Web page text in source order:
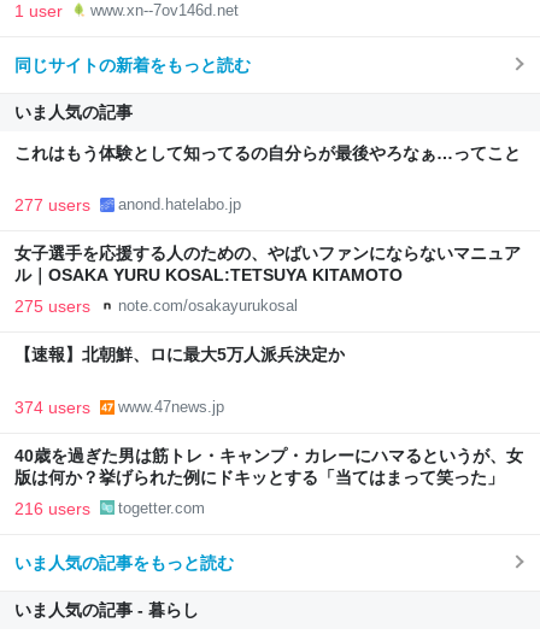
1 user www.xn--7ov146d.net
同じサイトの新着をもっと読む
いま人気の記事
これはもう体験として知ってるの自分らが最後やろなぁ…ってこと
277 users anond.hatelabo.jp
女子選手を応援する人のための、やばいファンにならないマニュア
ル｜OSAKA YURU KOSAL:TETSUYA KITAMOTO
275 users note.com/osakayurukosal
【速報】北朝鮮、ロに最大5万人派兵決定か
374 users www.47news.jp
40歳を過ぎた男は筋トレ・キャンプ・カレーにハマるというが、女
版は何か？挙げられた例にドキッとする「当てはまって笑った」
216 users togetter.com
いま人気の記事をもっと読む
いま人気の記事 - 暮らし